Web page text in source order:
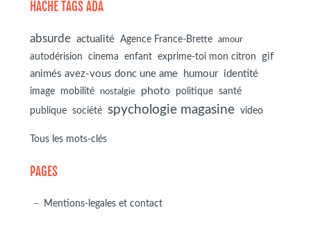
HACHE TAGS ADA
absurde actualité Agence France-Brette amour
autodérision cinema enfant exprime-toi mon citron
gif
animés avez-vous donc une ame
humour identité
image mobilité nostalgie photo politique
santé
publique
société spychologie magasine video
Tous les mots-clés
PAGES
Mentions-legales et contact